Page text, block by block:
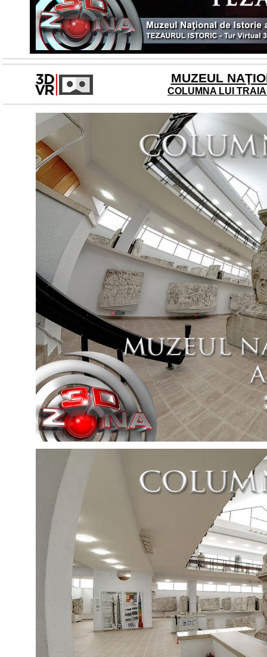
MUZEUL
COLUMNA LUI